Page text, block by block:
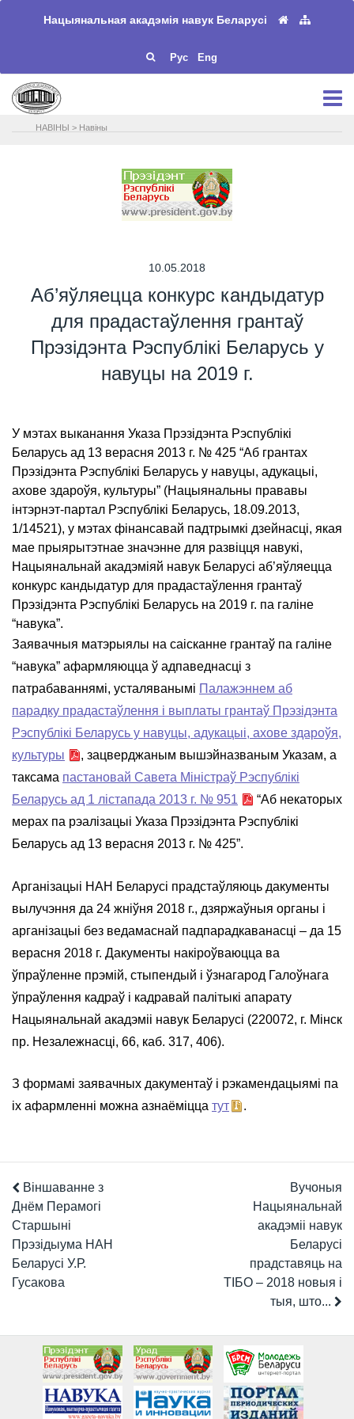
Нацыянальная акадэмія навук Беларусі
Рус Eng
НАВIНЫ > Навіны
10.05.2018
Аб’яўляецца конкурс кандыдатур
для прадастаўлення грантаў
Прэзідэнта Рэспублікі Беларусь у
навуцы на 2019 г.
У мэтах выканання Указа Прэзідэнта Рэспублікі
Беларусь ад 13 верасня 2013 г. № 425 “Аб грантах
Прэзідэнта Рэспублікі Беларусь у навуцы, адукацыі,
ахове здароўя, культуры” (Нацыянальны прававы
інтэрнэт-партал Рэспублікі Беларусь, 18.09.2013,
1/14521), у мэтах фінансавай падтрымкі дзейнасці, якая
мае прыярытэтнае значэнне для развіцця навукі,
Нацыянальнай акадэміяй навук Беларусі аб’яўляецца
конкурс кандыдатур для прадастаўлення грантаў
Прэзідэнта Рэспублікі Беларусь на 2019 г. па галіне
“навука”.
Заявачныя матэрыялы на саісканне грантаў па галіне
“навука” афармляюцца ў адпаведнасці з
патрабаваннямі, усталяванымі Палажэннем аб
парадку прадастаўлення і выплаты грантаў Прэзідэнта
Рэспублікі Беларусь у навуцы, адукацыі, ахове здароўя,
культуры
, зацверджаным вышэйназваным Указам, а
таксама пастановай Савета Міністраў Рэспублікі
Беларусь ад 1 лістапада 2013 г. № 951
“Аб некаторых
мерах па рэалізацыі Указа Прэзідэнта Рэспублікі
Беларусь ад 13 верасня 2013 г. № 425”.
Арганізацыі НАН Беларусі прадстаўляюць дакументы
вылучэння да 24 жніўня 2018 г., дзяржаўныя органы і
арганізацыі без ведамаснай падпарадкаванасці – да 15
верасня 2018 г. Дакументы накіроўваюцца ва
ўпраўленне прэмій, стыпендый і ўзнагарод Галоўнага
ўпраўлення кадраў і кадравай палітыкі апарату
Нацыянальнай акадэміі навук Беларусі (220072, г. Мінск
пр. Незалежнасці, 66, каб. 317, 406).
З формамі заявачных дакументаў і рэкамендацыямі па
іх афармленні можна азнаёміцца тут .
Віншаванне з
Днём Перамогі
Старшыні
Прэзідыума НАН
Беларусі У.Р.
Гусакова
Вучоныя
Нацыянальнай
акадэміі навук
Беларусі
прадставяць на
ТІБО – 2018 новыя і
тыя, што...